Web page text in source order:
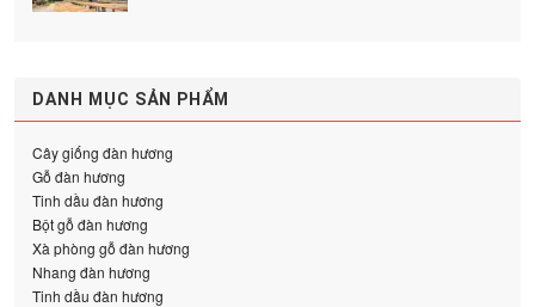
DANH MỤC SẢN PHẨM
Cây giống đàn hương
Gỗ đàn hương
Tinh dầu đàn hương
Bột gỗ đàn hương
Xà phòng gỗ đàn hương
Nhang đàn hương
Tinh dầu đàn hương